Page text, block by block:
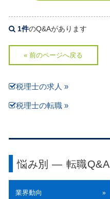
1件のQ&Aがあります
« 前のページへ戻る
税理士の求人 »
税理士の転職 »
悩み別 ― 転職Q&A
業界動向 »